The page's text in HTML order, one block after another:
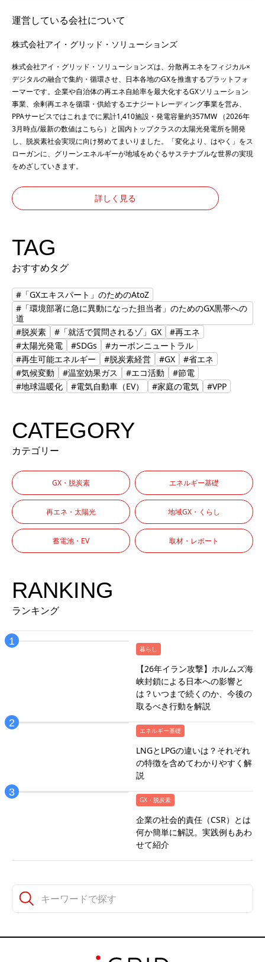
運営している会社について
株式会社アイ・グリッド・ソリューションズ
株式会社アイ・グリッド・ソリューションズは、分散再エネをフィジカル×
デジタルの融合で集約・循環させ、日本各地のGXを推進するプラットフォ
ーマーです。企業や自治体の再エネ自給率を最大化するGXソリューション
事業、余剰再エネを循環・供給するエナジートレーディング事業を営み、
PPAサービスではこれまでに累計1,410施設・発電容量約357MW （2026年
3月時点/最新の数値はこちら ）と国内トップクラスの太陽光発電所を開発
し、脱炭素社会実現に向け努めてまいりました。「変化より、はやく」をス
ローガンに、グリーンエネルギーが地域をめぐるサステナブルな世界の実現
をめざしていきます。
詳しく見る
TAG
おすすめタグ
#「GXエキスパート」のためのAtoZ
#「環境部署に急に異動になった担当者」のためのGX黒帯への
道
#脱炭素
#「就活で質問されるゾ」GX
#再エネ
#太陽光発電
#SDGs
#カーボンニュートラル
#再生可能エネルギー
#脱炭素経営 #GX
#省エネ
#気候変動
#温室効果ガス #エコ活動
#節電
#地球温暖化
#電気自動車（EV） #家庭の電気 #VPP
CATEGORY
カテゴリー
GX・脱炭素 エネルギー基礎
再エネ・太陽光 地域GX・くらし
蓄電池・EV 取材・レポート
RANKING
ランキング
暮らし
【26年イラン攻撃】ホルムズ海
峡封鎖による日本への影響と
は？いつまで続くのか、今後の
取るべき行動を解説
エネルギー基礎
LNGとLPGの違いは？それぞれ
の特徴を含めてわかりやすく解
説
GX・脱炭素
企業の社会的責任（CSR）とは
何か簡単に解説。実践例もあわ
せて紹介